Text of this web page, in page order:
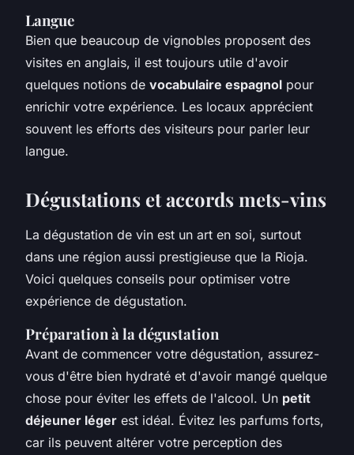
Langue
Bien que beaucoup de vignobles proposent des
visites en anglais, il est toujours utile d'avoir
quelques notions de vocabulaire espagnol pour
enrichir votre expérience. Les locaux apprécient
souvent les efforts des visiteurs pour parler leur
langue.
Dégustations et accords mets-vins
La dégustation de vin est un art en soi, surtout
dans une région aussi prestigieuse que la Rioja.
Voici quelques conseils pour optimiser votre
expérience de dégustation.
Préparation à la dégustation
Avant de commencer votre dégustation, assurez-
vous d'être bien hydraté et d'avoir mangé quelque
chose pour éviter les effets de l'alcool. Un petit
déjeuner léger est idéal. Évitez les parfums forts,
car ils peuvent altérer votre perception des